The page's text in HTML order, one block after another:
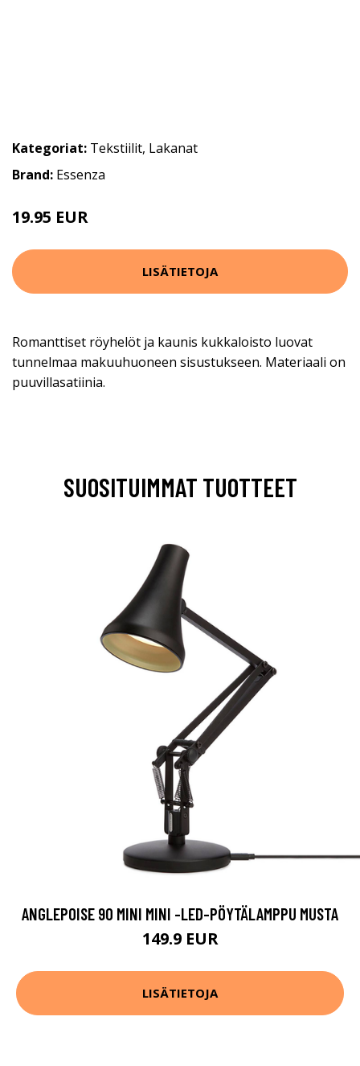
Kategoriat: Tekstiilit, Lakanat
Brand: Essenza
19.95 EUR
LISÄTIETOJA
Romanttiset röyhelöt ja kaunis kukkaloisto luovat
tunnelmaa makuuhuoneen sisustukseen. Materiaali on
puuvillasatiinia.
SUOSITUIMMAT TUOTTEET
ANGLEPOISE 90 MINI MINI -LED-PÖYTÄLAMPPU MUSTA
149.9 EUR
LISÄTIETOJA